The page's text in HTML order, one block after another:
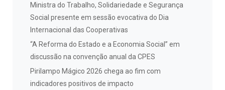
Ministra do Trabalho, Solidariedade e Segurança
Social presente em sessão evocativa do Dia
Internacional das Cooperativas
“A Reforma do Estado e a Economia Social” em
discussão na convenção anual da CPES
Pirilampo Mágico 2026 chega ao fim com
indicadores positivos de impacto